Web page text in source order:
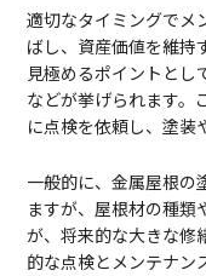
適切なタイミングでメ
ばし、資産価値を維持
見極めるポイントとし
などが挙げられます。
に点検を依頼し、塗装
一般的に、金属屋根の
ますが、屋根材の種類
が、将来的な大きな修
的な点検とメンテナン